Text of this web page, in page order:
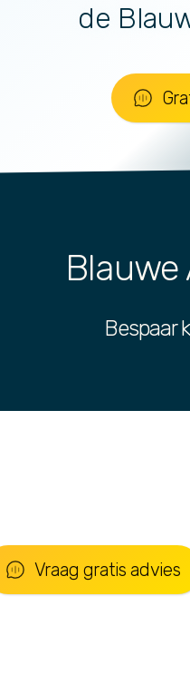
de
Blauwe
Bespaar
Vraag gratis advies